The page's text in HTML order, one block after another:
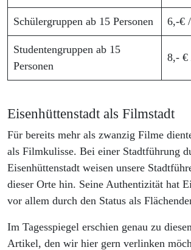
Schülergruppen ab 15 Personen 6,-€
Studentengruppen ab 15
Personen
8,- €
Eisenhüttenstadt als Filmstadt
Für bereits mehr als zwanzig Filme
als Filmkulisse. Bei einer Stadtführung
Eisenhüttenstadt weisen unsere
dieser Orte hin. Seine Authentizität hat
vor allem durch den Status als
Im Tagesspiegel erschien genau zu
Artikel, den wir hier gern verlinken